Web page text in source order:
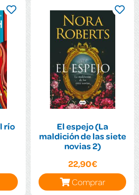
río
El espejo (La
maldición de las siete
novias 2)
22,90€
Comprar